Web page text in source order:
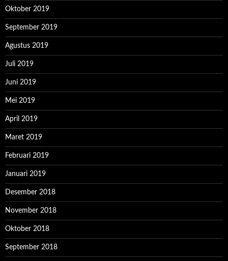
Oktober 2019
September 2019
Agustus 2019
Juli 2019
Juni 2019
Mei 2019
April 2019
Maret 2019
Februari 2019
Januari 2019
Desember 2018
November 2018
Oktober 2018
September 2018